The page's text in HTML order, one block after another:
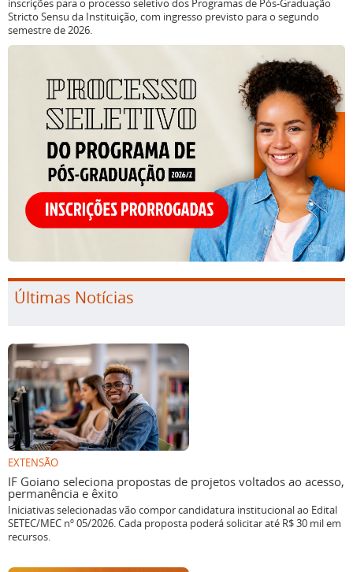
inscrições para o processo seletivo dos Programas de Pós-Graduação
Stricto Sensu da Instituição, com ingresso previsto para o segundo
semestre de 2026.
Últimas Notícias
EXTENSÃO
IF Goiano seleciona propostas de projetos voltados ao acesso,
permanência e êxito
Iniciativas selecionadas vão compor candidatura institucional ao Edital
SETEC/MEC nº 05/2026. Cada proposta poderá solicitar até R$ 30 mil em
recursos.